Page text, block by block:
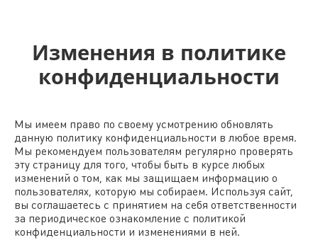
Изменения в политике
конфиденциальности
Мы имеем право по своему усмотрению обновлять
данную политику конфиденциальности в любое время.
Мы рекомендуем пользователям регулярно проверять
эту страницу для того, чтобы быть в курсе любых
изменений о том, как мы защищаем информацию о
пользователях, которую мы собираем. Используя сайт,
вы соглашаетесь с принятием на себя ответственности
за периодическое ознакомление с политикой
конфиденциальности и изменениями в ней.